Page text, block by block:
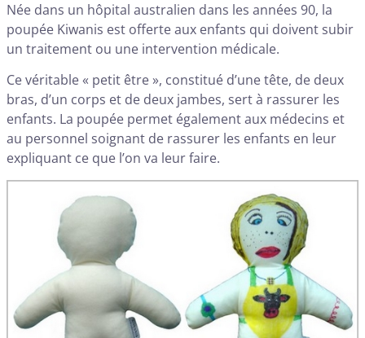
Née dans un hôpital australien dans les années 90, la
poupée Kiwanis est offerte aux enfants qui doivent subir
un traitement ou une intervention médicale.
Ce véritable « petit être », constitué d’une tête, de deux
bras, d’un corps et de deux jambes, sert à rassurer les
enfants. La poupée permet également aux médecins et
au personnel soignant de rassurer les enfants en leur
expliquant ce que l’on va leur faire.